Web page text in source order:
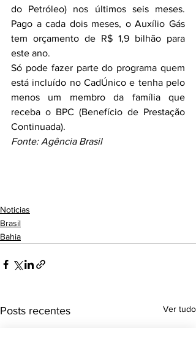
do Petróleo) nos últimos seis meses.
Pago a cada dois meses, o Auxílio Gás
tem orçamento de R$ 1,9 bilhão para
este ano.
Só pode fazer parte do programa quem
está incluído no CadÚnico e tenha pelo
menos um membro da família que
receba o BPC (Benefício de Prestação
Continuada).
Fonte: Agência Brasil
Noticias
Brasil
Bahia
Posts recentes Ver tudo